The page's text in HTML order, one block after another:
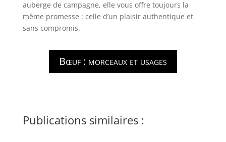
auberge de campagne, elle vous offre toujours la
même promesse : celle d’un plaisir authentique et
sans compromis.
Bœuf : morceaux et usages
Publications similaires :